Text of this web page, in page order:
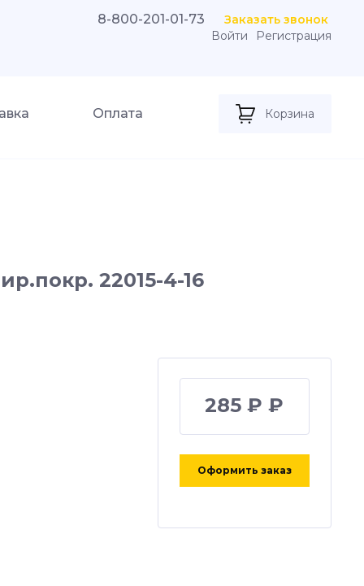
8-800-201-01-73
Заказать звонок
Войти
Регистрация
Оплата Корзина
22015-4-16
285 ₽ ₽
Оформить заказ